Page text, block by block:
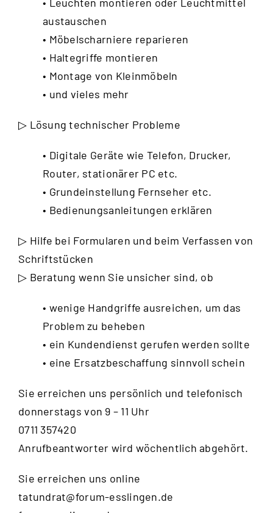
austauschen
• Möbelscharniere reparieren
• Haltegriffe montieren
• Montage von Kleinmöbeln
• und vieles mehr
▷ Lösung technischer Probleme
• Digitale Geräte wie Telefon, Drucker,
Router, stationärer PC etc.
• Grundeinstellung Fernseher etc.
• Bedienungsanleitungen erklären
▷ Hilfe bei Formularen und beim Verfassen von
Schriftstücken
▷ Beratung wenn Sie unsicher sind, ob
• wenige Handgriffe ausreichen, um das
Problem zu beheben
• ein Kundendienst gerufen werden sollte
• eine Ersatzbeschaffung sinnvoll schein
Sie erreichen uns persönlich und telefonisch
donnerstags von 9 – 11 Uhr
0711 357420
Anrufbeantworter wird wöchentlich abgehört.
Sie erreichen uns online
tatundrat@forum-esslingen.de